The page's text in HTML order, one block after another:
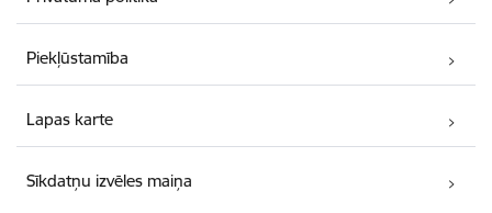
Piekļūstamība
Lapas karte
Sīkdatņu izvēles maiņa